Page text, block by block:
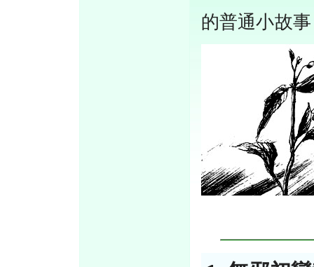
的普通小故事